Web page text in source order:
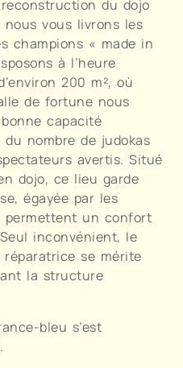
du dojo
nous vous livrons les
champions « made in
à l’heure
200 m², où
de fortune nous
capacité
nombre de judokas
avertis. Situé
dojo, ce lieu garde
égayée par les
permettent un confort
inconvénient, le
se mérite
la structure
bleu s’est